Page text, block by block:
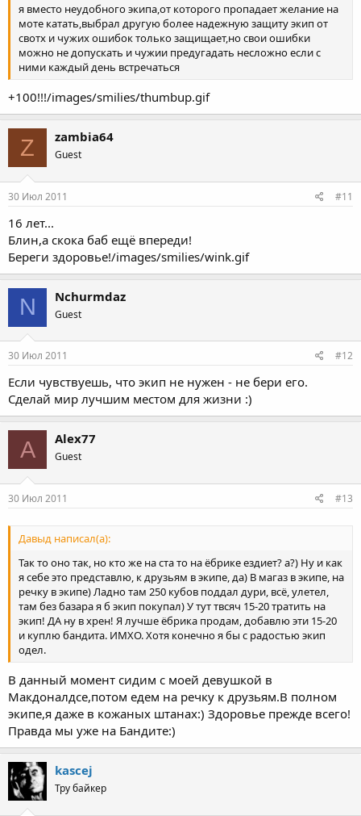
я вместо неудобного экипа,от которого пропадает желание на
моте катать,выбрал другую более надежную защиту экип от
свотх и чужих ошибок только защищает,но свои ошибки
можно не допускать и чужии предугадать несложно если с
ними каждый день встречаться
+100!!!/images/smilies/thumbup.gif
Z zambia64
Guest
30 Июл 2011 #11
16 лет...
Блин,а скока баб ещё впереди!
Береги здоровье!/images/smilies/wink.gif
N Nchurmdaz
Guest
30 Июл 2011 #12
Если чувствуешь, что экип не нужен - не бери его.
Сделай мир лучшим местом для жизни :)
A Alex77
Guest
30 Июл 2011 #13
Давыд написал(а):
Так то оно так, но кто же на ста то на ёбрике ездиет? а?) Ну и как
я себе это представлю, к друзьям в экипе, да) В магаз в экипе, на
речку в экипе) Ладно там 250 кубов поддал дури, всё, улетел,
там без базара я б экип покупал) У тут твсяч 15-20 тратить на
экип! ДА ну в хрен! Я лучше ёбрика продам, добавлю эти 15-20
и куплю бандита. ИМХО. Хотя конечно я бы с радостью экип
одел.
В данный момент сидим с моей девушкой в
Макдоналдсе,потом едем на речку к друзьям.В полном
экипе,я даже в кожаных штанах:) Здоровье прежде всего!
Правда мы уже на Бандите:)
kascej
Тру байкер